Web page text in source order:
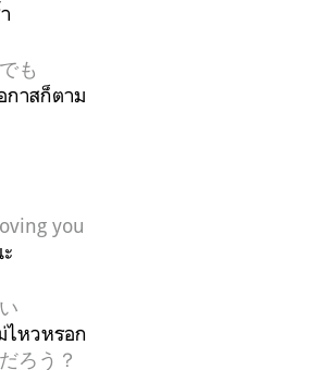
も
กาสก็ตาม
you
ไหวหรอก
ろう？